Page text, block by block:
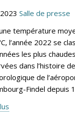
Salle de presse
température
l’année 2022 se
les plus
dans l’histoire
de
Findel depuis